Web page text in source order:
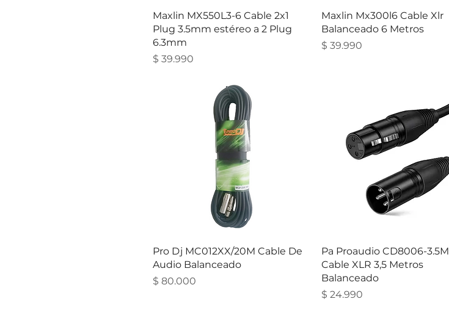
Maxlin MX550L3-6 Cable 2x1
Plug 3.5mm estéreo a 2 Plug
6.3mm
Precio
$ 39.990
Maxlin Mx300l6 Cable Xlr
Balanceado 6 Metros
Precio
$ 39.990
Pro Dj MC012XX/20M Cable De
Audio Balanceado
Precio
$ 80.000
Pa Proaudio CD8006-3.5M
Cable XLR 3,5 Metros
Balanceado
Precio
$ 24.990